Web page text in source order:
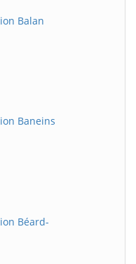
Balan
Baneins
Béard-